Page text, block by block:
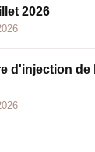
2026
d'injection de